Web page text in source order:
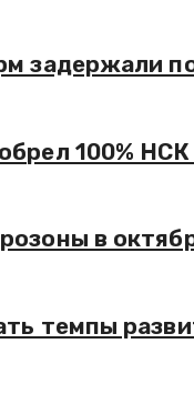
задержали
100% НСК
в
темпы